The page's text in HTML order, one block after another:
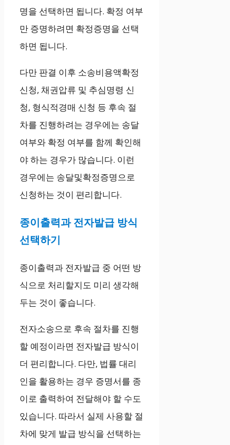
명을 선택하면 됩니다. 확정 여부
만 증명하려면 확정증명을 선택
하면 됩니다.
다만 판결 이후 소송비용액확정
신청, 채권압류 및 추심명령 신
청, 형식적경매 신청 등 후속 절
차를 진행하려는 경우에는 송달
여부와 확정 여부를 함께 확인해
야 하는 경우가 많습니다. 이런
경우에는 송달및확정증명으로
신청하는 것이 편리합니다.
종이출력과 전자발급 방식
선택하기
종이출력과 전자발급 중 어떤 방
식으로 처리할지도 미리 생각해
두는 것이 좋습니다.
전자소송으로 후속 절차를 진행
할 예정이라면 전자발급 방식이
더 편리합니다. 다만, 법률 대리
인을 활용하는 경우 증명서를 종
이로 출력하여 전달해야 할 수도
있습니다. 따라서 실제 사용할 절
차에 맞게 발급 방식을 선택하는